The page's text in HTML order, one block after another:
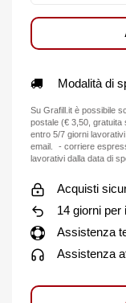
Modalità di
Su Grafill.it è possibile
postale (€ 3,50,
entro 5/7 giorni
email. - corriere
lavorativi dalla data di
Acquisti
14 giorni per
Assistenza
Assistenza